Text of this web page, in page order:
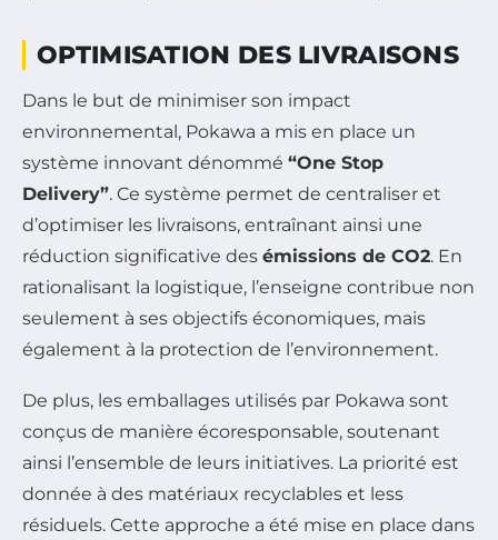
OPTIMISATION DES LIVRAISONS
Dans le but de minimiser son impact
environnemental, Pokawa a mis en place un
système innovant dénommé “One Stop
Delivery”. Ce système permet de centraliser et
d’optimiser les livraisons, entraînant ainsi une
réduction significative des émissions de CO2. En
rationalisant la logistique, l’enseigne contribue non
seulement à ses objectifs économiques, mais
également à la protection de l’environnement.
De plus, les emballages utilisés par Pokawa sont
conçus de manière écoresponsable, soutenant
ainsi l’ensemble de leurs initiatives. La priorité est
donnée à des matériaux recyclables et less
résiduels. Cette approche a été mise en place dans